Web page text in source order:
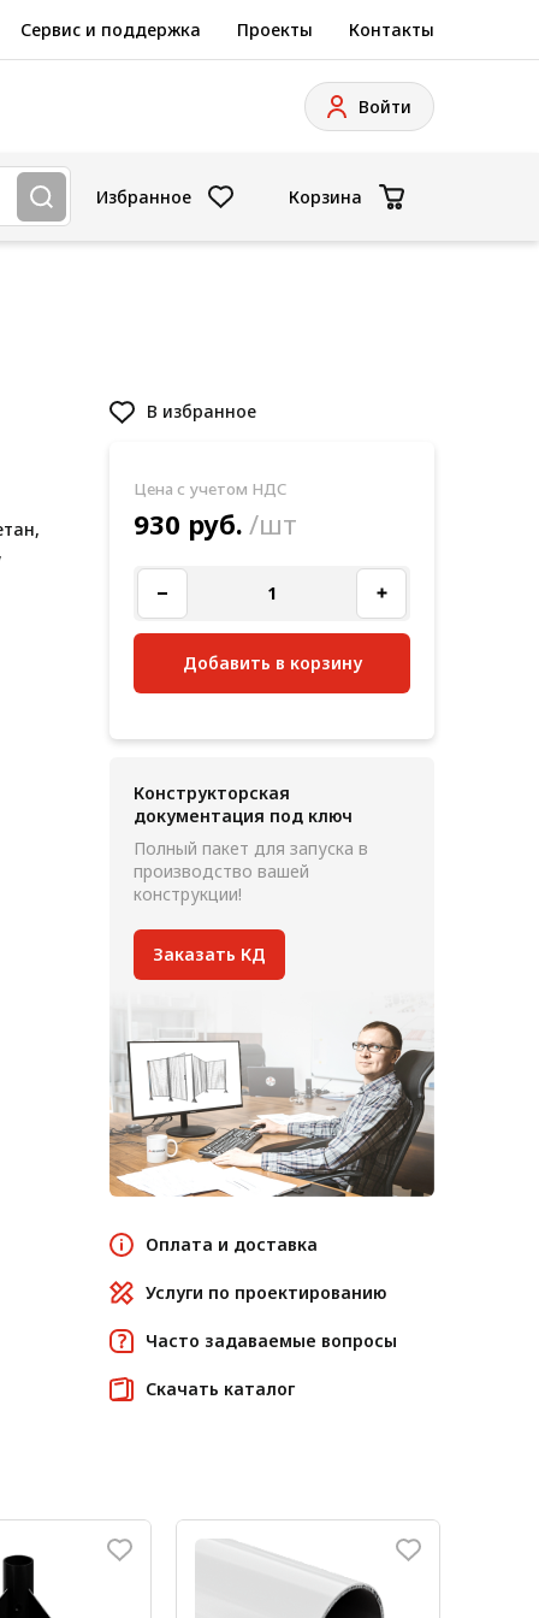
Сервис и поддержка Проекты Контакты
Войти
Избранное Корзина
В избранное
Цена с учетом НДС
930 руб. /шт
Добавить в корзину
Конструкторская
документация под ключ
Полный пакет для запуска в
производство вашей
конструкции!
Заказать КД
Оплата и доставка
Услуги по проектированию
Часто задаваемые вопросы
Скачать каталог